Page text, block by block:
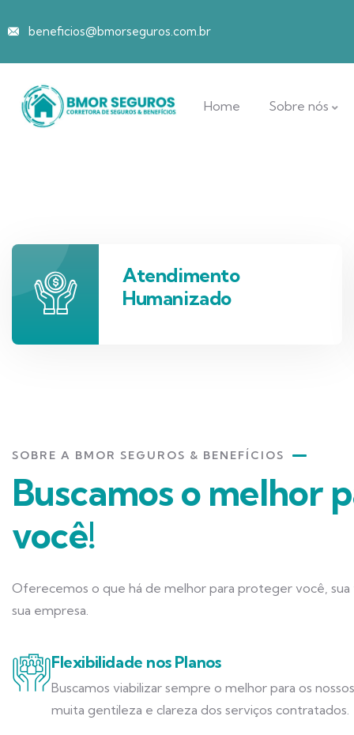
beneficios@bmorseguros.com.br
Home Sobre nós
Atendimento
Humanizado
SOBRE A BMOR SEGUROS & BENEFÍCIOS
Buscamos o melhor
você!
Oferecemos o que há de melhor para proteger você, sua
sua empresa.
Flexibilidade nos Planos
Buscamos viabilizar sempre o melhor para os
muita gentileza e clareza dos serviços contratados.